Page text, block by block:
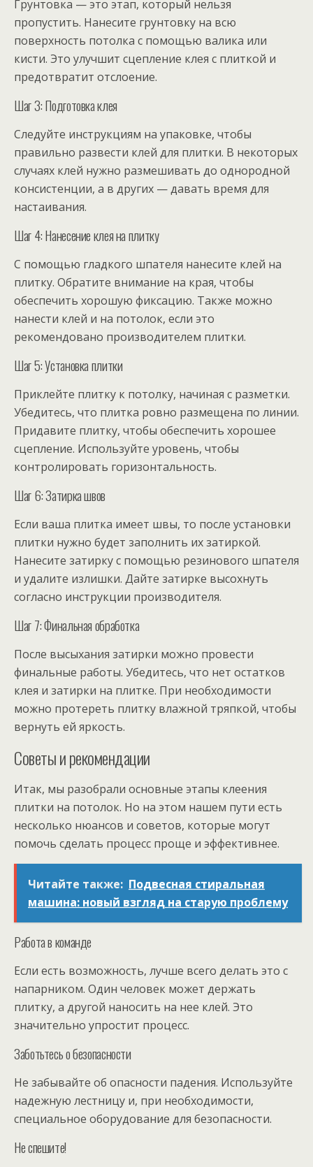
Грунтовка — это этап, который нельзя
пропустить. Нанесите грунтовку на всю
поверхность потолка с помощью валика или
кисти. Это улучшит сцепление клея с плиткой и
предотвратит отслоение.
Шаг 3: Подготовка клея
Следуйте инструкциям на упаковке, чтобы
правильно развести клей для плитки. В некоторых
случаях клей нужно размешивать до однородной
консистенции, а в других — давать время для
настаивания.
Шаг 4: Нанесение клея на плитку
С помощью гладкого шпателя нанесите клей на
плитку. Обратите внимание на края, чтобы
обеспечить хорошую фиксацию. Также можно
нанести клей и на потолок, если это
рекомендовано производителем плитки.
Шаг 5: Установка плитки
Приклейте плитку к потолку, начиная с разметки.
Убедитесь, что плитка ровно размещена по линии.
Придавите плитку, чтобы обеспечить хорошее
сцепление. Используйте уровень, чтобы
контролировать горизонтальность.
Шаг 6: Затирка швов
Если ваша плитка имеет швы, то после установки
плитки нужно будет заполнить их затиркой.
Нанесите затирку с помощью резинового шпателя
и удалите излишки. Дайте затирке высохнуть
согласно инструкции производителя.
Шаг 7: Финальная обработка
После высыхания затирки можно провести
финальные работы. Убедитесь, что нет остатков
клея и затирки на плитке. При необходимости
можно протереть плитку влажной тряпкой, чтобы
вернуть ей яркость.
Советы и рекомендации
Итак, мы разобрали основные этапы клеения
плитки на потолок. Но на этом нашем пути есть
несколько нюансов и советов, которые могут
помочь сделать процесс проще и эффективнее.
Читайте также: Подвесная стиральная
машина: новый взгляд на старую проблему
Работа в команде
Если есть возможность, лучше всего делать это с
напарником. Один человек может держать
плитку, а другой наносить на нее клей. Это
значительно упростит процесс.
Заботьтесь о безопасности
Не забывайте об опасности падения. Используйте
надежную лестницу и, при необходимости,
специальное оборудование для безопасности.
Не спешите!